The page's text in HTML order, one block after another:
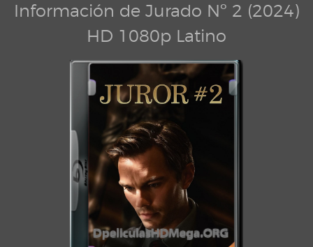
Información de Jurado Nº 2 (2024)
HD 1080p Latino